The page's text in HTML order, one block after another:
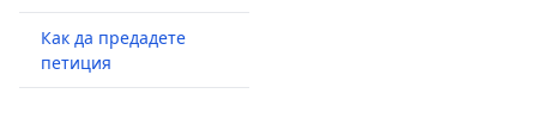
Как да предадете
петиция